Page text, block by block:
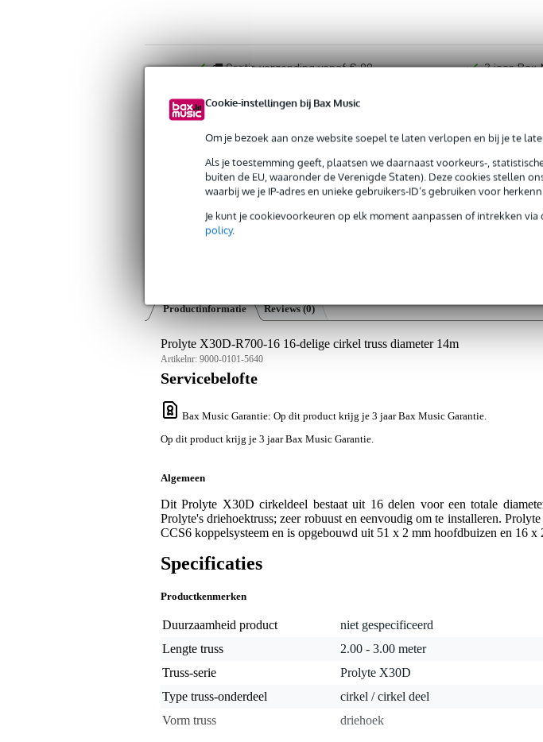
Cookie-instellingen bij Bax Music
Om je bezoek aan onze website soepel te laten verlopen en bij je te
Als je toestemming geeft, plaatsen we daarnaast voorkeurs-,
buiten de EU, waaronder de Verenigde Staten). Deze cookies stellen
waarbij we je IP-adres en unieke gebruikers-ID’s gebruiken voor
Je kunt je cookievoorkeuren op elk moment aanpassen of intrekken
policy.
Gratis verzending vanaf € 99,-
3 jaar Bax
Productinformatie Reviews(0)
Prolyte X30D-R700-16 16-delige cirkel truss diameter 14m
Artikelnr: 9000-0101-5640
Servicebelofte
Bax Music Garantie: Op dit product krijg je 3 jaar Bax Music Garantie.
Op dit product krijg je 3 jaar Bax Music Garantie.
Algemeen
Dit Prolyte X30D cirkeldeel bestaat uit 16 delen voor een totale
Prolyte's driehoektruss; zeer robuust en eenvoudig om te installeren.
CCS6 koppelsysteem en is opgebouwd uit 51 x 2 mm hoofdbuizen en 16 x
Specificaties
Productkenmerken
Duurzaamheid product
niet gespecificeerd
Lengte truss
2.00 - 3.00 meter
Truss-serie
Prolyte X30D
Type truss-onderdeel
cirkel / cirkel deel
Vorm truss
driehoek